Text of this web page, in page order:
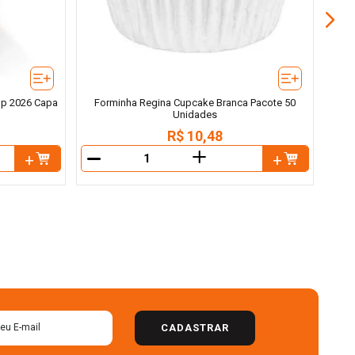
2026 Capa
Forminha Regina Cupcake Branca Pacote 50
Unidades
R$ 10,48
＋
－
CADASTRAR